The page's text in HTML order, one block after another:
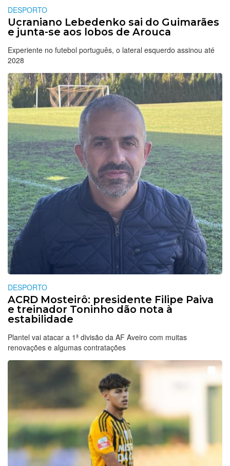
DESPORTO
Ucraniano Lebedenko sai do Guimarães
e junta-se aos lobos de Arouca
Experiente no futebol português, o lateral esquerdo assinou até
2028
DESPORTO
ACRD Mosteirô: presidente Filipe Paiva
e treinador Toninho dão nota à
estabilidade
Plantel vai atacar a 1ª divisão da AF Aveiro com muitas
renovações e algumas contratações